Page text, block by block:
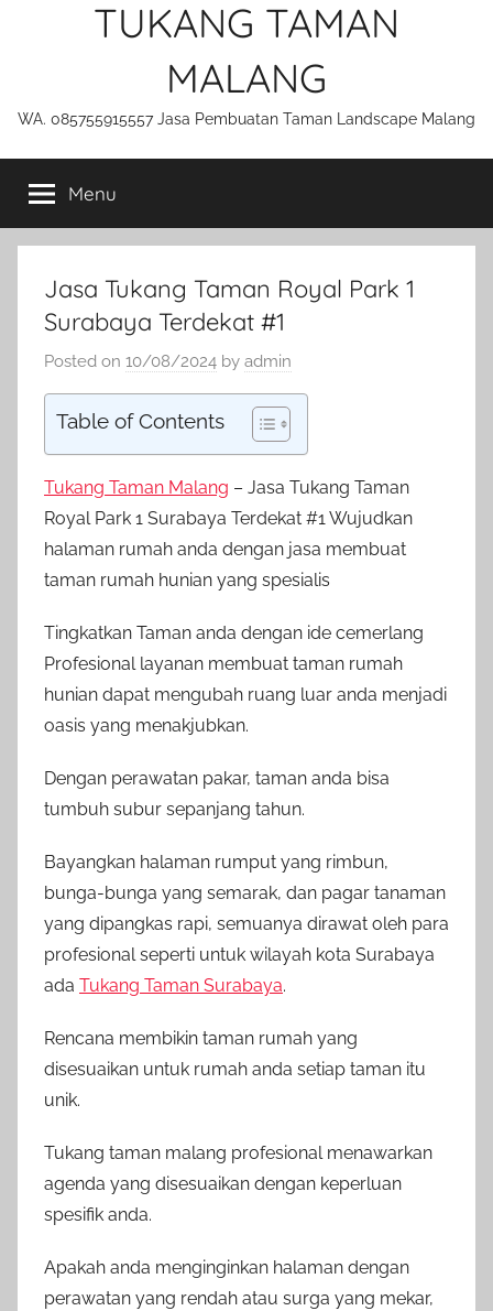
TUKANG TAMAN
MALANG
WA. 085755915557 Jasa Pembuatan Taman Landscape Malang
Menu
Jasa Tukang Taman Royal Park 1
Surabaya Terdekat #1
Posted on 10/08/2024 by admin
Table of Contents
Tukang Taman Malang – Jasa Tukang Taman
Royal Park 1 Surabaya Terdekat #1 Wujudkan
halaman rumah anda dengan jasa membuat
taman rumah hunian yang spesialis
Tingkatkan Taman anda dengan ide cemerlang
Profesional layanan membuat taman rumah
hunian dapat mengubah ruang luar anda menjadi
oasis yang menakjubkan.
Dengan perawatan pakar, taman anda bisa
tumbuh subur sepanjang tahun.
Bayangkan halaman rumput yang rimbun,
bunga-bunga yang semarak, dan pagar tanaman
yang dipangkas rapi, semuanya dirawat oleh para
profesional seperti untuk wilayah kota Surabaya
ada Tukang Taman Surabaya.
Rencana membikin taman rumah yang
disesuaikan untuk rumah anda setiap taman itu
unik.
Tukang taman malang profesional menawarkan
agenda yang disesuaikan dengan keperluan
spesifik anda.
Apakah anda menginginkan halaman dengan
perawatan yang rendah atau surga yang mekar,